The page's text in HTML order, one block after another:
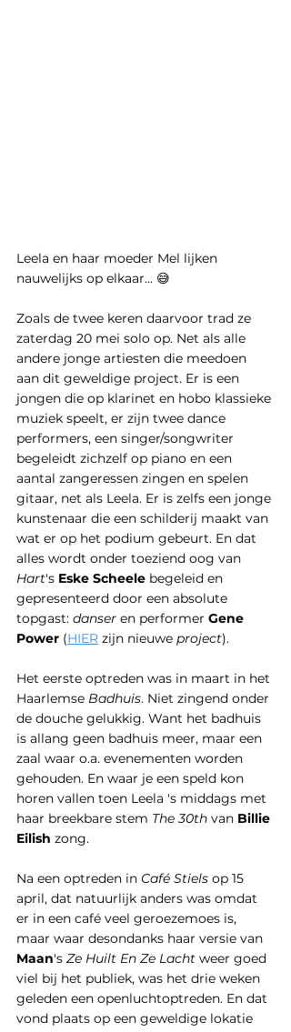
Leela en haar moeder Mel lijken
nauwelijks op elkaar... 😅
Zoals de twee keren daarvoor trad ze
zaterdag 20 mei solo op. Net als alle
andere jonge artiesten die meedoen
aan dit geweldige project. Er is een
jongen die op klarinet en hobo klassieke
muziek speelt, er zijn twee dance
performers, een singer/songwriter
begeleidt zichzelf op piano en een
aantal zangeressen zingen en spelen
gitaar, net als Leela. Er is zelfs een jonge
kunstenaar die een schilderij maakt van
wat er op het podium gebeurt. En dat
alles wordt onder toeziend oog van
Hart's Eske Scheele begeleid en
gepresenteerd door een absolute
topgast: danser en performer Gene
Power (HIER zijn nieuwe project).
Het eerste optreden was in maart in het
Haarlemse Badhuis. Niet zingend onder
de douche gelukkig. Want het badhuis
is allang geen badhuis meer, maar een
zaal waar o.a. evenementen worden
gehouden. En waar je een speld kon
horen vallen toen Leela 's middags met
haar breekbare stem The 30th van Billie
Eilish zong.
Na een optreden in Café Stiels op 15
april, dat natuurlijk anders was omdat
er in een café veel geroezemoes is,
maar waar desondanks haar versie van
Maan's Ze Huilt En Ze Lacht weer goed
viel bij het publiek, was het drie weken
geleden een openluchtoptreden. En dat
vond plaats op een geweldige lokatie